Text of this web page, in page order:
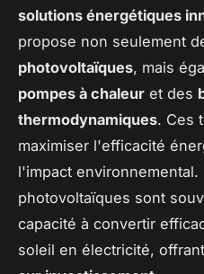
solutions énergétiques
propose non seulement
photovoltaïques, mais
pompes à chaleur et des
thermodynamiques. Ces
maximiser l'efficacité
l'impact environnemental.
photovoltaïques sont
capacité à convertir
soleil en électricité,